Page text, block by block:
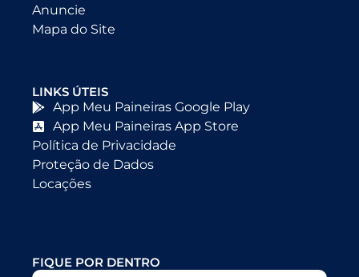
Anuncie
Mapa do Site
LINKS ÚTEIS
App Meu Paineiras Google Play
App Meu Paineiras App Store
Política de Privacidade
Proteção de Dados
Locações
FIQUE POR DENTRO